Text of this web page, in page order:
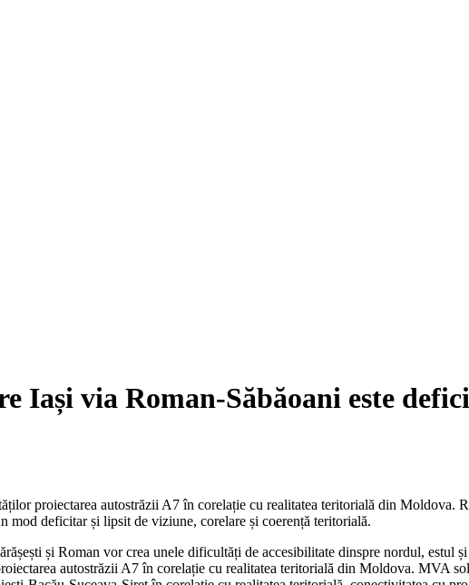
Iași via Roman-Săbăoani este
proiectarea autostrăzii A7 în corelație cu realitatea teritorială din Moldova.
mod deficitar și lipsit de viziune, corelare și coerență teritorială.
și Roman vor crea unele dificultăți de accesibilitate dinspre nordul,
autostrăzii A7 în corelație cu realitatea teritorială din Moldova. MVA